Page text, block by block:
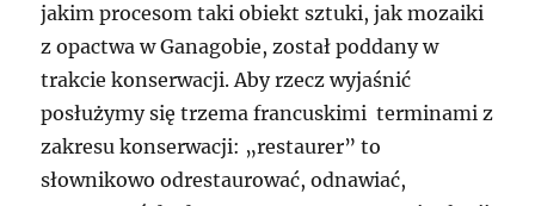
jakim procesom taki obiekt sztuki, jak mozaiki
z opactwa w Ganagobie, został poddany w
trakcie konserwacji. Aby rzecz wyjaśnić
posłużymy się trzema francuskimi terminami z
zakresu konserwacji: „restaurer” to
słownikowo odrestaurować, odnawiać,